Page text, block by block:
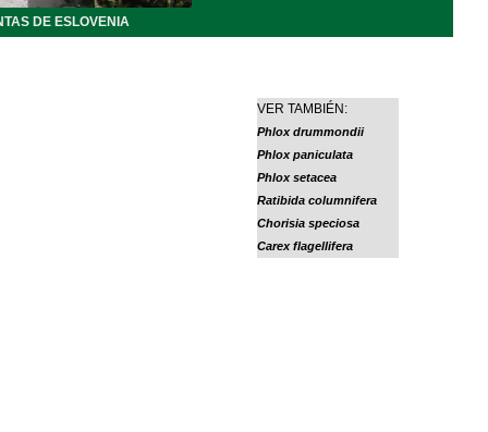
DE ESLOVENIA
VER TAMBIÉN:
Phlox drummondii
Phlox paniculata
Phlox setacea
Ratibida columnifera
Chorisia speciosa
Carex flagellifera